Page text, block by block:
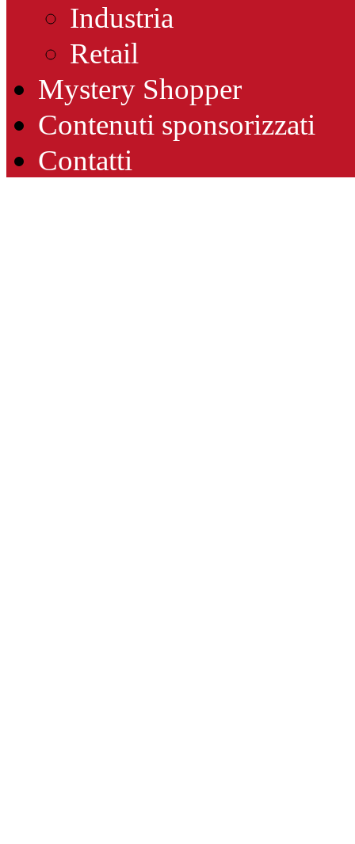
Industria
Retail
Mystery Shopper
Contenuti sponsorizzati
Contatti